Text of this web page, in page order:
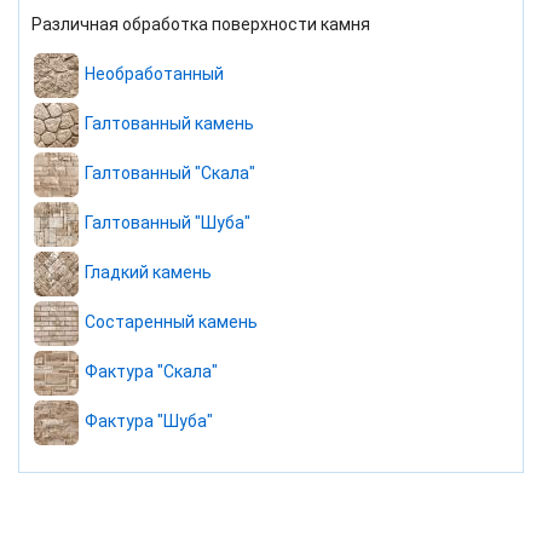
Различная обработка поверхности камня
Необработанный
Галтованный камень
Галтованный "Скала"
Галтованный "Шуба"
Гладкий камень
Состаренный камень
Фактура "Скала"
Фактура "Шуба"